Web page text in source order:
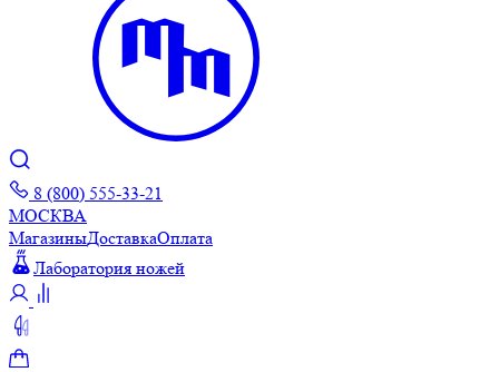
8 (800) 555-33-21
МОСКВА
МагазиныДоставкаОплата
Лаборатория ножей